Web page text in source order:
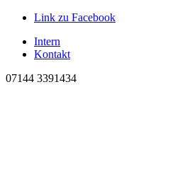
Link zu Facebook
Intern
Kontakt
07144 3391434